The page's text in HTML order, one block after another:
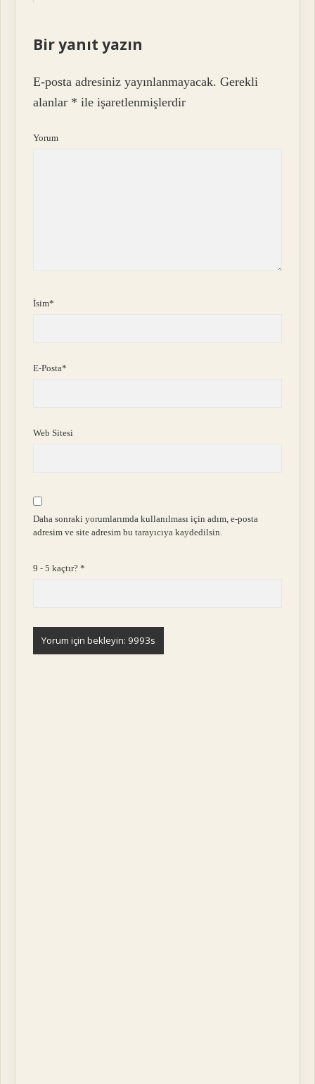
Bir yanıt yazın
E-posta adresiniz yayınlanmayacak. Gerekli
alanlar * ile işaretlenmişlerdir
Yorum
İsim*
E-Posta*
Web Sitesi
Daha sonraki yorumlarımda kullanılması için adım, e-posta
adresim ve site adresim bu tarayıcıya kaydedilsin.
9 - 5 kaçtır?*